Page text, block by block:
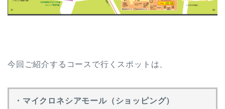
今回ご紹介するコースで行くスポットは、
・マイクロネシアモール（ショッピング）